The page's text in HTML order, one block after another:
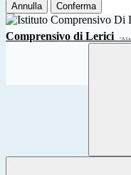
Annulla Conferma
Comprensivo di Lerici
“A